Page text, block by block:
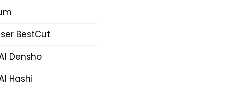
BestCut
Densho
Hashi